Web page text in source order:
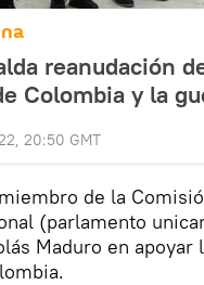
reanudación
Colombia y la
20:50 GMT
de la
(parlamento
Maduro en